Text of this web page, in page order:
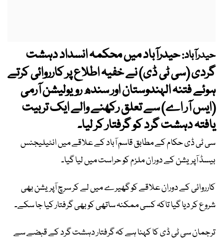
حیدرآباد:حیدرآباد میں محکمہ انسداد دہشت
گردی (سی ٹی ڈی) نے خفیہ اطلاع پر کارروائی کرتے
ہوئے فتنہ الہندوستان اور سندھ رویولیشن آرمی
(ایس آر اے) سے تعلق رکھنے والے ایک تربیت
یافتہ دہشت گرد کو گرفتار کر لیا۔
سی ٹی ڈی حکام کے مطابق قاسم آباد کے علاقے میں انٹیلیجنس
بیسڈ آپریشن کے دوران ملزم کو حراست میں لیا گیا۔
کارروائی کے دوران علاقے کو گھیرے میں لے کر سرچ آپریشن بھی
شروع کر دیا گیا تاکہ کسی ممکنہ ساتھی کو بھی گرفتار کیا جا سکے۔
ترجمان سی ٹی ڈی کا کہنا ہے کہ گرفتار دہشت گرد کے قبضے سے